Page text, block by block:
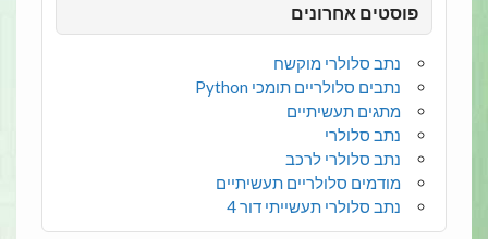
פוסטים אחרונים
נתב סלולרי מוקשח
נתבים סלולריים תומכי Python
מתגים תעשיתיים
נתב סלולרי
נתב סלולרי לרכב
מודמים סלולריים תעשיתיים
נתב סלולרי תעשייתי דור 4